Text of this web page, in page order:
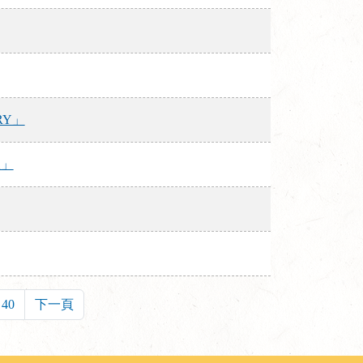
」
40 下一頁